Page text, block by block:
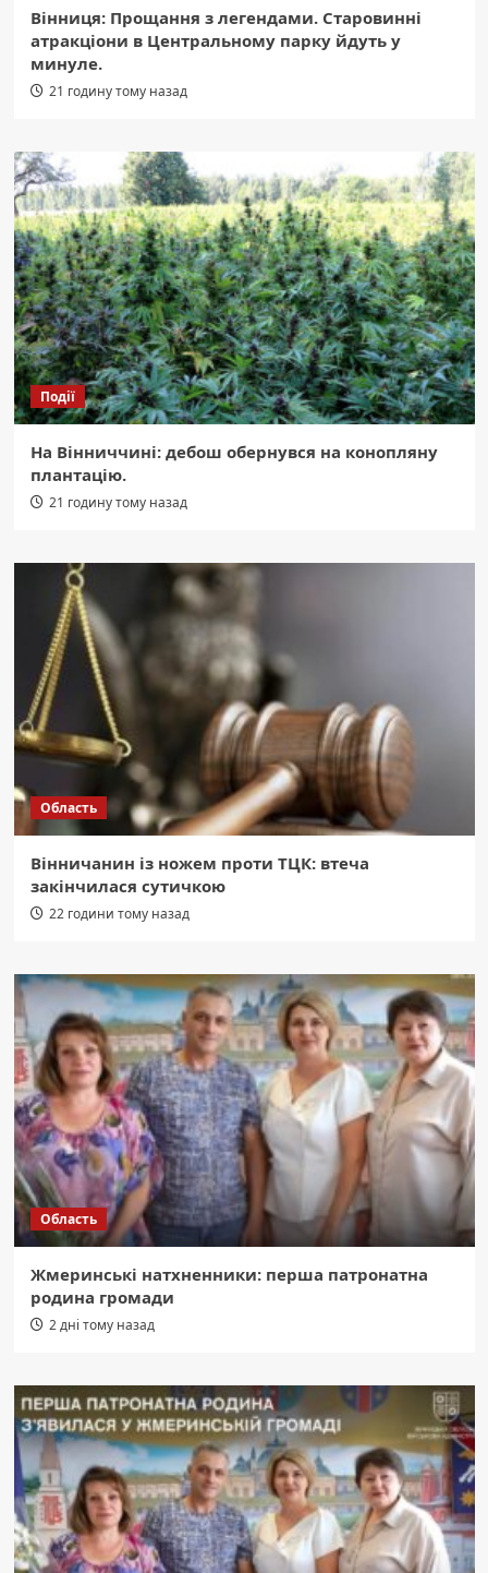
Вінниця: Прощання з легендами. Старовинні
атракціони в Центральному парку йдуть у
минуле.
21 годину тому назад
Події
На Вінниччині: дебош обернувся на конопляну
плантацію.
21 годину тому назад
Область
Вінничанин із ножем проти ТЦК: втеча
закінчилася сутичкою
22 години тому назад
Область
Жмеринські натхненники: перша патронатна
родина громади
2 дні тому назад